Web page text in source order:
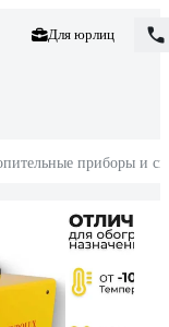
Для юрлиц
приборы и